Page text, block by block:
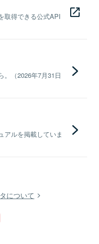
取得できる公式API
。（2026年7月31日
アルを掲載していま
について